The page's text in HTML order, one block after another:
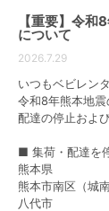
ベビー用
用目的に
にご紹介
ベビーベ
ベビーベ
いアイテ
ごすため
【重要】令
について
2026.7.29
いつもベビレン
令和8年熊本地震
配達の停止およ
■ 集荷・配達を
熊本県
熊本市南区（城
八代市